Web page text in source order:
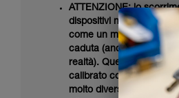
ATTENZIONE: lo
dispositivi non deve
come un modo per
caduta (anche se
realtà). Questo
calibrato con precisione
molto diverso in base alla